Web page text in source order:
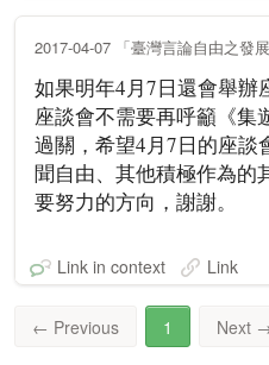
2017-04-07 「臺灣言論自由之發
如果明年4月7日還會舉辦
座談會不需要再呼籲《集
過關，希望4月7日的座談
聞自由、其他積極作為的
要努力的方向，謝謝。
Link in context Link
← Previous 1 Next